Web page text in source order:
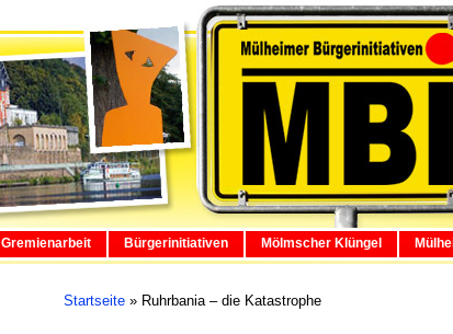
Gremienarbeit Bürgerinitiativen Mölmscher Klüngel
Startseite » Ruhrbania – die Katastrophe